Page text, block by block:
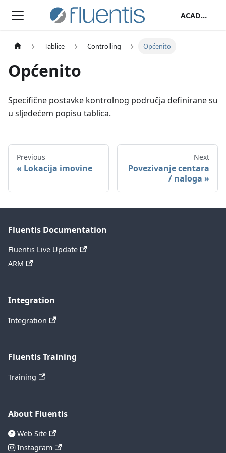
ACADEMY
Tablice Controlling Općenito
Općenito
Specifične postavke kontrolnog područja definirane su
u sljedećem popisu tablica.
Previous
Lokacija imovine
Next
Povezivanje centara
/ naloga
Fluentis Documentation
Fluentis Live Update
ARM
Integration
Integration
Fluentis Training
Training
About Fluentis
Web Site
Instagram